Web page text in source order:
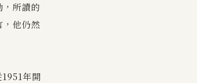
所讀的
，他仍然
年開